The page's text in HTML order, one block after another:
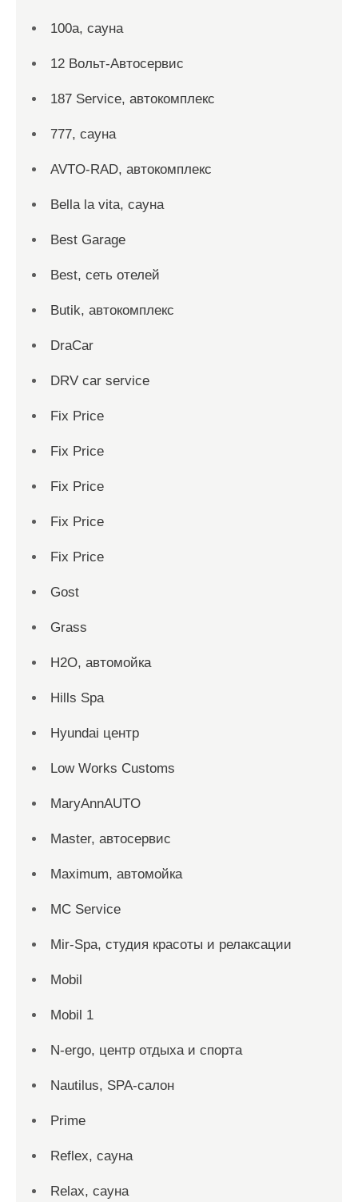
100а, сауна
12 Вольт-Автосервис
187 Service, автокомплекс
777, сауна
AVTO-RAD, автокомплекс
Bella la vita, сауна
Best Garage
Best, сеть отелей
Butik, автокомплекс
DraCar
DRV car service
Fix Price
Fix Price
Fix Price
Fix Price
Fix Price
Gost
Grass
H2O, автомойка
Hills Spa
Hyundai центр
Low Works Customs
MaryAnnAUTO
Master, автосервис
Maximum, автомойка
MC Service
Mir-Spa, студия красоты и релаксации
Mobil
Mobil 1
N-ergo, центр отдыха и спорта
Nautilus, SPA-салон
Prime
Reflex, сауна
Relax, сауна